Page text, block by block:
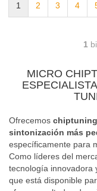
1 2 3 4
1
MICRO
Ofrecemos chiptuning
sintonización más
específicamente para
Como líderes del
tecnología innovadora
que está disponible